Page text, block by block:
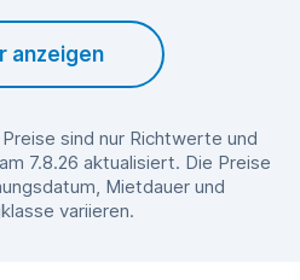
anzeigen
sind nur Richtwerte und
7.8.26 aktualisiert. Die Preise
Mietdauer und
variieren.